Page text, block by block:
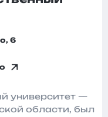
6
университет —
области, был